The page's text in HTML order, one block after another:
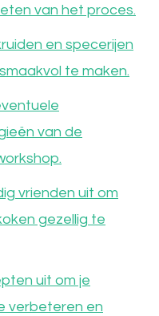
van het proces.
en specerijen
te maken.
van de
vrienden uit om
gezellig te
uit om je
verbeteren en